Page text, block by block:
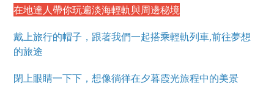
景 ~
在地達人帶你玩遍淡海輕軌與周邊秘境
戴上旅行的帽子，跟著我們一起搭乘輕軌列車,前往夢想
的旅途
閉上眼睛一下下，想像徜徉在夕暮霞光旅程中的美景